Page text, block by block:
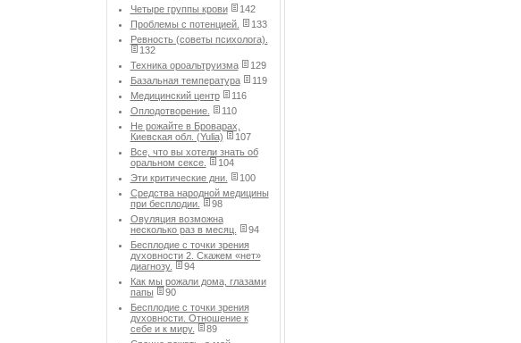
Четыре группы крови
142
Проблемы с потенцией.
133
Ревность (советы психолога).
132
Техника ороальтруизма
129
Базальная температура
119
Медицинский центр
116
Оплодотворение.
110
Не рожайте в Броварах,
Киевская обл. (Yulia)
107
Все, что вы хотели знать об
оральном сексе.
104
Эти критические дни.
100
Средства народной медицины
при бесплодии.
98
Овуляция возможна
несколько раз в месяц.
94
Бесплодие с точки зрения
духовности 2. Скажем «нет»
диагнозу.
94
Как мы рожали дома, глазами
папы
90
Бесплодие с точки зрения
духовности. Отношение к
себе и к миру.
89